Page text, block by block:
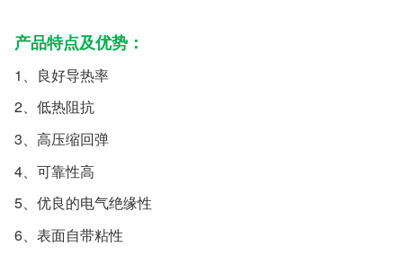
产品特点及优势：
1、良好导热率
2、低热阻抗
3、高压缩回弹
4、可靠性高
5、优良的电气绝缘性
6、表面自带粘性